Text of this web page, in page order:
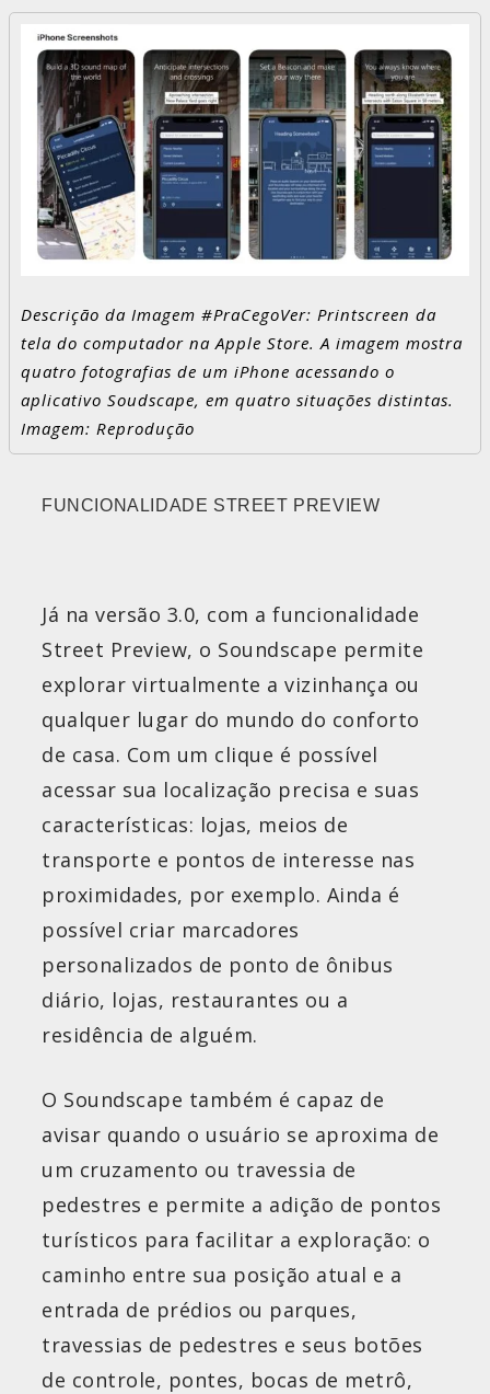
Descrição da Imagem #PraCegoVer: Printscreen da
tela do computador na Apple Store. A imagem mostra
quatro fotografias de um iPhone acessando o
aplicativo Soudscape, em quatro situações distintas.
Imagem: Reprodução
FUNCIONALIDADE STREET PREVIEW
Já na versão 3.0, com a funcionalidade
Street Preview, o Soundscape permite
explorar virtualmente a vizinhança ou
qualquer lugar do mundo do conforto
de casa. Com um clique é possível
acessar sua localização precisa e suas
características: lojas, meios de
transporte e pontos de interesse nas
proximidades, por exemplo. Ainda é
possível criar marcadores
personalizados de ponto de ônibus
diário, lojas, restaurantes ou a
residência de alguém.
O Soundscape também é capaz de
avisar quando o usuário se aproxima de
um cruzamento ou travessia de
pedestres e permite a adição de pontos
turísticos para facilitar a exploração: o
caminho entre sua posição atual e a
entrada de prédios ou parques,
travessias de pedestres e seus botões
de controle, pontes, bocas de metrô,